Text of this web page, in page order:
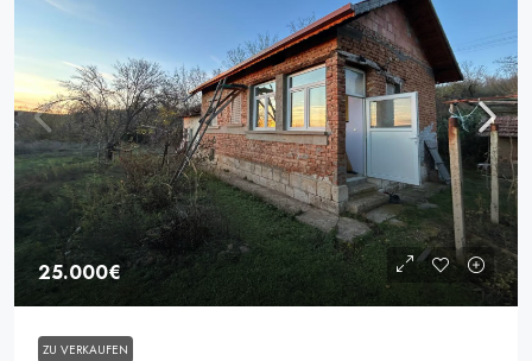
25.000€
ZU VERKAUFEN